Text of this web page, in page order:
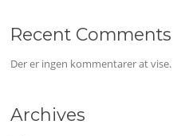
Recent Comments
Der er ingen kommentarer at vise.
Archives